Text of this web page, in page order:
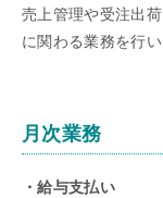
売上管理や受注出
に関わる業務を行い
月次業務
・給与支払い